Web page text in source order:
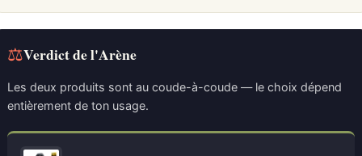
⚖Verdict de l'Arène
Les deux produits sont au coude-à-coude — le choix dépend
entièrement de ton usage.